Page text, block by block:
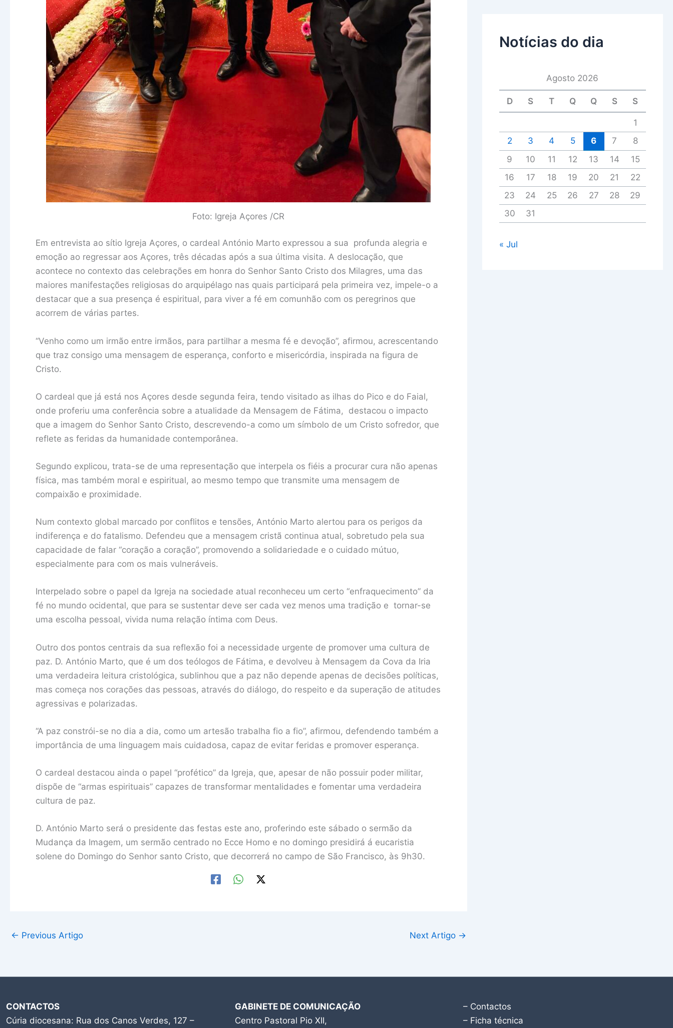
Foto: Igreja Açores /CR
Em entrevista ao sítio Igreja Açores, o cardeal António Marto expressou a sua profunda alegria e
emoção ao regressar aos Açores, três décadas após a sua última visita. A deslocação, que
acontece no contexto das celebrações em honra do Senhor Santo Cristo dos Milagres, uma das
maiores manifestações religiosas do arquipélago nas quais participará pela primeira vez, impele-o a
destacar que a sua presença é espiritual, para viver a fé em comunhão com os peregrinos que
acorrem de várias partes.
“Venho como um irmão entre irmãos, para partilhar a mesma fé e devoção”, afirmou, acrescentando
que traz consigo uma mensagem de esperança, conforto e misericórdia, inspirada na figura de
Cristo.
O cardeal que já está nos Açores desde segunda feira, tendo visitado as ilhas do Pico e do Faial,
onde proferiu uma conferência sobre a atualidade da Mensagem de Fátima, destacou o impacto
que a imagem do Senhor Santo Cristo, descrevendo-a como um símbolo de um Cristo sofredor, que
reflete as feridas da humanidade contemporânea.
Segundo explicou, trata-se de uma representação que interpela os fiéis a procurar cura não apenas
física, mas também moral e espiritual, ao mesmo tempo que transmite uma mensagem de
compaixão e proximidade.
Num contexto global marcado por conflitos e tensões, António Marto alertou para os perigos da
indiferença e do fatalismo. Defendeu que a mensagem cristã continua atual, sobretudo pela sua
capacidade de falar “coração a coração”, promovendo a solidariedade e o cuidado mútuo,
especialmente para com os mais vulneráveis.
Interpelado sobre o papel da Igreja na sociedade atual reconheceu um certo “enfraquecimento” da
fé no mundo ocidental, que para se sustentar deve ser cada vez menos uma tradição e tornar-se
uma escolha pessoal, vivida numa relação íntima com Deus.
Outro dos pontos centrais da sua reflexão foi a necessidade urgente de promover uma cultura de
paz. D. António Marto, que é um dos teólogos de Fátima, e devolveu à Mensagem da Cova da Iria
uma verdadeira leitura cristológica, sublinhou que a paz não depende apenas de decisões políticas,
mas começa nos corações das pessoas, através do diálogo, do respeito e da superação de atitudes
agressivas e polarizadas.
“A paz constrói-se no dia a dia, como um artesão trabalha fio a fio”, afirmou, defendendo também a
importância de uma linguagem mais cuidadosa, capaz de evitar feridas e promover esperança.
O cardeal destacou ainda o papel “profético” da Igreja, que, apesar de não possuir poder militar,
dispõe de “armas espirituais” capazes de transformar mentalidades e fomentar uma verdadeira
cultura de paz.
D. António Marto será o presidente das festas este ano, proferindo este sábado o sermão da
Mudança da Imagem, um sermão centrado no Ecce Homo e no domingo presidirá á eucaristia
solene do Domingo do Senhor santo Cristo, que decorrerá no campo de São Francisco, às 9h30.
← Previous Artigo Next Artigo →
Notícias do dia
Agosto 2026
D S T Q Q S S
1
2
3 4 5 6 7
8
9
10 11 12 13 14
15
16
17 18 19 20 21
22
23
24 25 26 27 28
29
30
31
« Jul
CONTACTOS
Cúria diocesana: Rua dos Canos Verdes, 127 –
GABINETE DE COMUNICAÇÃO
Centro Pastoral Pio XII,
– Contactos
– Ficha técnica